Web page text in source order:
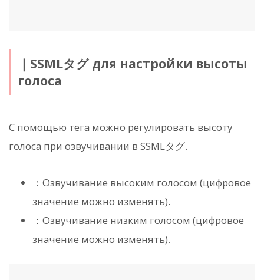
｜SSMLタグ для настройки высоты
голоса
С помощью тега можно регулировать высоту
голоса при озвучивании в SSMLタグ.
：Озвучивание высоким голосом (цифровое
значение можно изменять).
：Озвучивание низким голосом (цифровое
значение можно изменять).